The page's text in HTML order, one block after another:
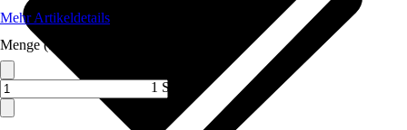
Mehr Artikeldetails
Menge (ST)
1 ST